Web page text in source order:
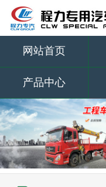
网站首页
产品中心